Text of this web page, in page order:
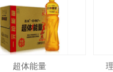
超体能量